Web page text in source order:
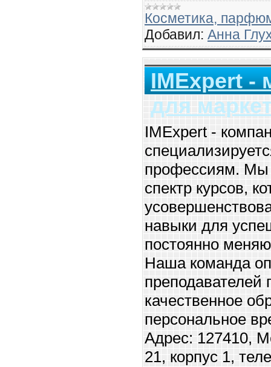
Косметика,
Добавил: Анна
IMExpert -
для
IMExpert -
профессиям. Мы
спектр курсов,
навыки для
постоянно
Наша команда
преподавателей
качественное
персональное
Адрес: 127410,
21, корпус 1,